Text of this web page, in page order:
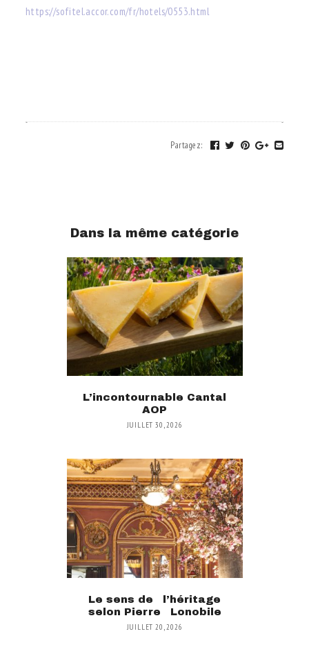
https://sofitel.accor.com/fr/hotels/0553.html
Partagez:
Dans la même catégorie
L’incontournable Cantal
AOP
JUILLET 30, 2026
Le sens de l’héritage
selon Pierre Lonobile
JUILLET 20, 2026